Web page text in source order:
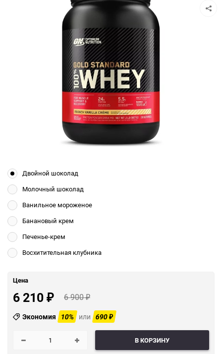
Двойной шоколад
Молочный шоколад
Ванильное мороженое
Банановый крем
Печенье-крем
Восхитительная клубника
Цена
6 210 ₽ 6 900₽
Экономия 10% или 690₽
В КОРЗИНУ